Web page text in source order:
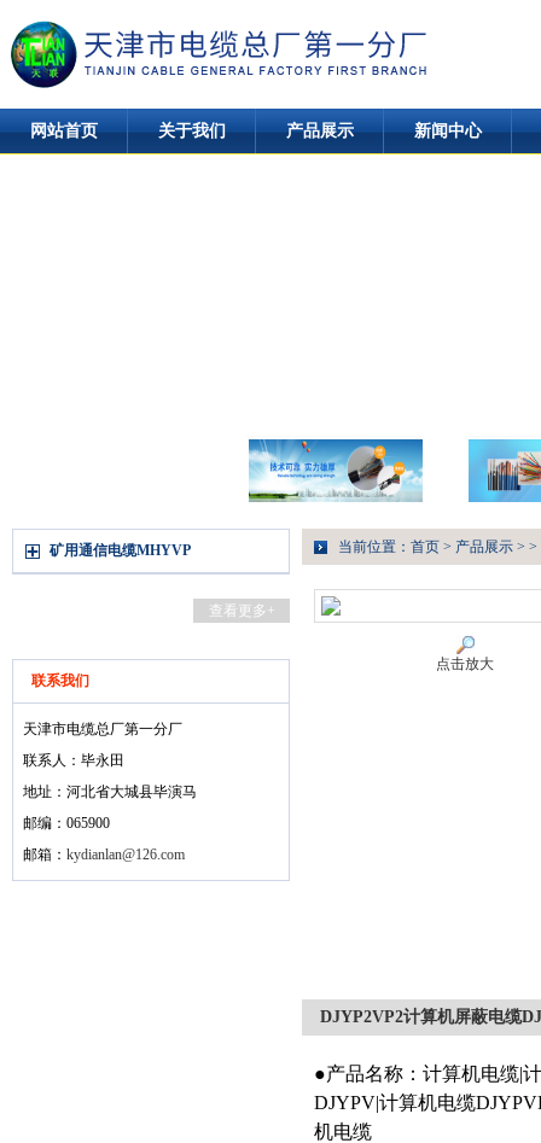
网站首页 关于我们 产品展示 新闻中心
矿用通信电缆MHYVP
查看更多+
联系我们
天津市电缆总厂第一分厂
联系人：毕永田
地址：河北省大城县毕演马
邮编：065900
邮箱： kydianlan@126.com
当前位置： 首页 > 产品展示 > >
点击放大
DJYP2VP2计算机屏蔽电缆
●产品名称：计算机电缆|
DJYPV|计算机电缆
机电缆